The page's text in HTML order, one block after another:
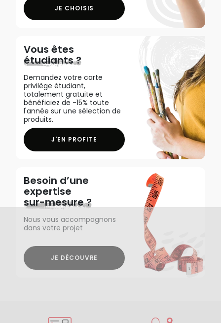
JE CHOISIS
Vous êtes
étudiants ?
Demandez votre carte
privilège étudiant,
totalement gratuite et
bénéficiez de -15% toute
l'année sur une sélection de
produits.
J'EN PROFITE
Besoin d’une
expertise
sur-mesure ?
Nous vous accompagnons
dans votre projet
JE DÉCOUVRE